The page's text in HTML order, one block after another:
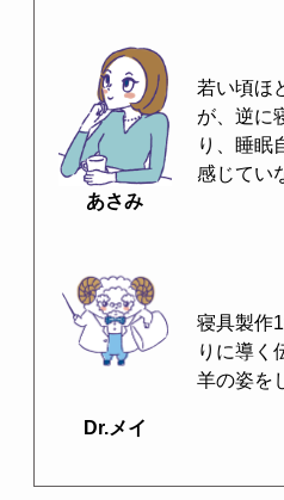
あさみ
若い頃ほ
が、逆に
り、睡眠
感じてい
Dr.メイ
寝具製作
りに導く
羊の姿を